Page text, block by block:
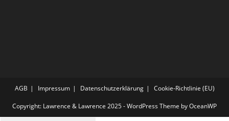
AGB Impressum Datenschutzerklärung Cookie-Richtlinie (EU)
Copyright: Lawrence & Lawrence 2025 - WordPress Theme by OceanWP